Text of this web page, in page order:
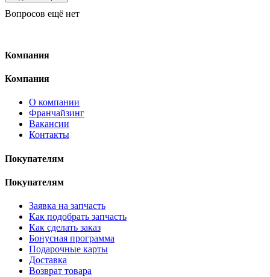
Вопросов ещё нет
Компания
Компания
О компании
Франчайзинг
Вакансии
Контакты
Покупателям
Покупателям
Заявка на запчасть
Как подобрать запчасть
Как сделать заказ
Бонусная программа
Подарочные карты
Доставка
Возврат товара